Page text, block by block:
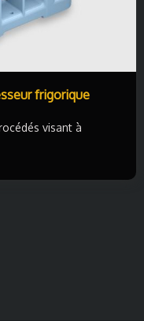
frigorique
visant à